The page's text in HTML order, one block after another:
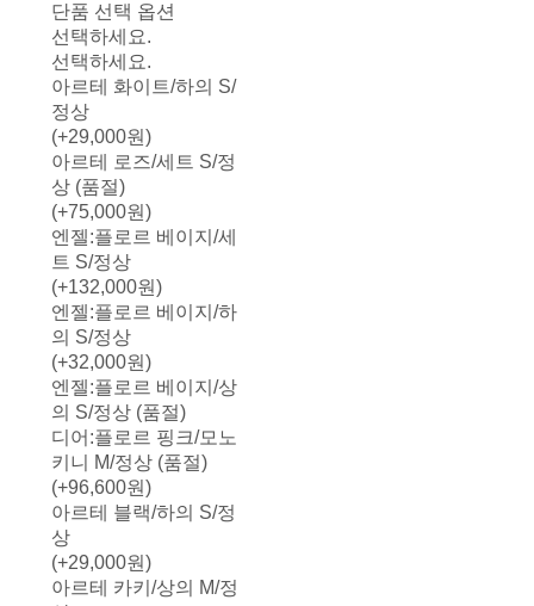
단품 선택 옵션
선택하세요.
선택하세요.
아르테 화이트/하의 S/
정상
(+29,000원)
아르테 로즈/세트 S/정
상 (품절)
(+75,000원)
엔젤:플로르 베이지/세
트 S/정상
(+132,000원)
엔젤:플로르 베이지/하
의 S/정상
(+32,000원)
엔젤:플로르 베이지/상
의 S/정상 (품절)
디어:플로르 핑크/모노
키니 M/정상 (품절)
(+96,600원)
아르테 블랙/하의 S/정
상
(+29,000원)
아르테 카키/상의 M/정